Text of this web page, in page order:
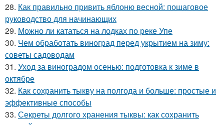
28. Как правильно привить яблоню весной: пошаговое
руководство для начинающих
29. Можно ли кататься на лодках по реке Упе
30. Чем обработать виноград перед укрытием на зиму:
советы садоводам
31. Уход за виноградом осенью: подготовка к зиме в
октябре
32. Как сохранить тыкву на полгода и больше: простые и
эффективные способы
33. Секреты долгого хранения тыквы: как сохранить